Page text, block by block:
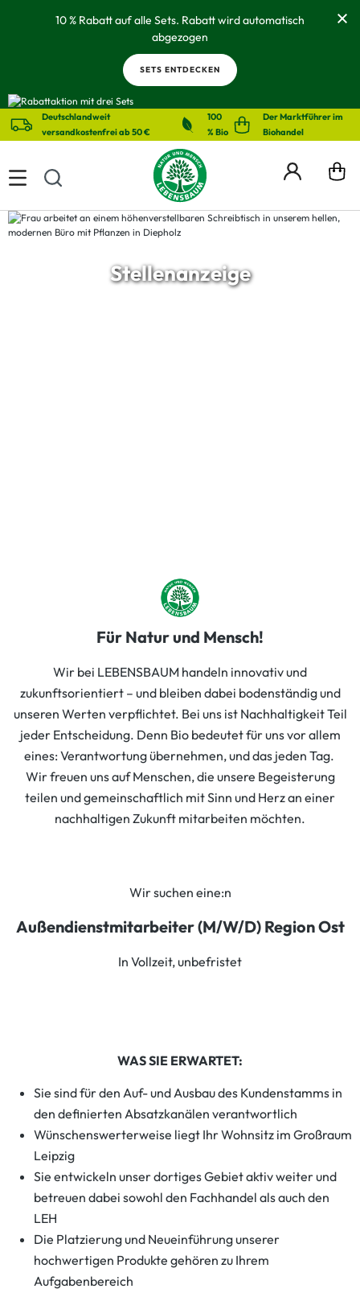
springen10 % Rabatt auf alle Sets. Rabatt wird automatisch
abgezogen
SETS ENTDECKEN
Deutschlandweit
versandkostenfrei ab 50 €
100
% Bio
Der Marktführer im
Biohandel
Stellenanzeige
Für Natur und Mensch!
Wir bei LEBENSBAUM handeln innovativ und
zukunftsorientiert – und bleiben dabei bodenständig und
unseren Werten verpflichtet. Bei uns ist Nachhaltigkeit Teil
jeder Entscheidung. Denn Bio bedeutet für uns vor allem
eines: Verantwortung übernehmen, und das jeden Tag.
Wir freuen uns auf Menschen, die unsere Begeisterung
teilen und gemeinschaftlich mit Sinn und Herz an einer
nachhaltigen Zukunft mitarbeiten möchten.
Wir suchen eine:n
Außendienstmitarbeiter (M/W/D) Region Ost
In Vollzeit, unbefristet
WAS SIE ERWARTET:
Sie sind für den Auf- und Ausbau des Kundenstamms in
den definierten Absatzkanälen verantwortlich
Wünschenswerterweise liegt Ihr Wohnsitz im Großraum
Leipzig
Sie entwickeln unser dortiges Gebiet aktiv weiter und
betreuen dabei sowohl den Fachhandel als auch den
LEH
Die Platzierung und Neueinführung unserer
hochwertigen Produkte gehören zu Ihrem
Aufgabenbereich